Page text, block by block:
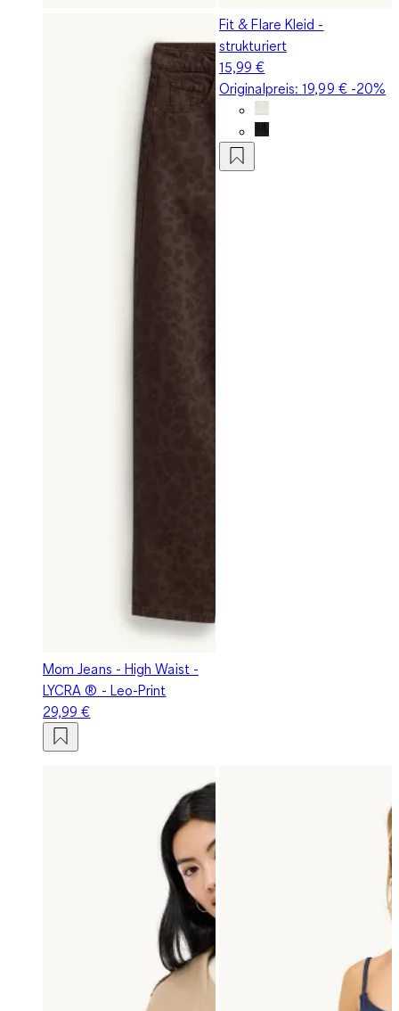
Mom Jeans - High Waist -
LYCRA ® - Leo-Print
29,99 €
Fit & Flare Kleid -
strukturiert
15,99 €
Originalpreis:19,99 €-20%